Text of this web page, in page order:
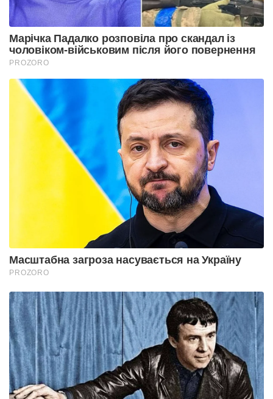
Марічка Падалко розповіла про скандал із
чоловіком-військовим після його повернення
PROZORO
Масштабна загроза насувається на Україну
PROZORO